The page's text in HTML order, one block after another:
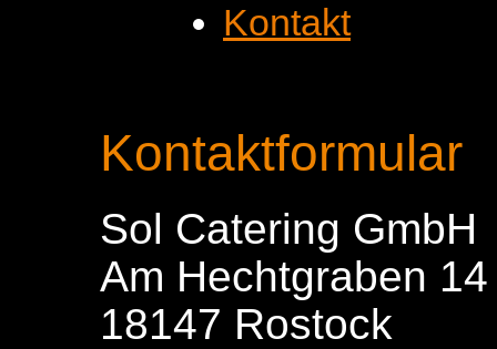
Kontakt
Kontaktformular
Sol Catering GmbH
Am Hechtgraben 14
18147 Rostock